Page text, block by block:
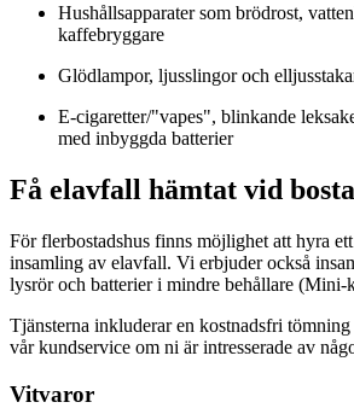
Hushållsapparater som brödrost,
kaffebryggare
Glödlampor, ljusslingor och
E‑cigaretter/"vapes", blinkande
med inbyggda batterier
Få elavfall hämtat vid
För flerbostadshus finns möjlighet att hyra
insamling av elavfall. Vi erbjuder också
lysrör och batterier i mindre behållare (Mini-
Tjänsterna inkluderar en kostnadsfri
vår kundservice om ni är intresserade av
Vitvaror